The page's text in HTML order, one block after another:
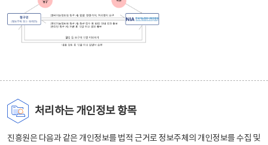
처리하는 개인정보 항목
진흥원은 다음과 같은 개인정보를 법적 근거로 정보주체의 개인정보를 수집 및